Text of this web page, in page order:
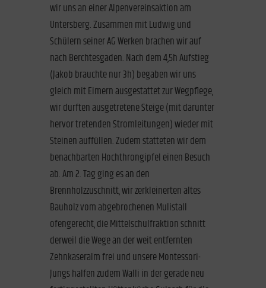
wir uns an einer Alpenvereinsaktion am
Untersberg. Zusammen mit Ludwig und
Schülern seiner AG Werken brachen wir auf
nach Berchtesgaden. Nach dem 4,5h Aufstieg
(Jakob brauchte nur 3h) begaben wir uns
gleich mit Eimern ausgestattet zur Wegpflege,
wir durften ausgetretene Steige (mit darunter
hervor tretenden Stromleitungen) wieder mit
Steinen auffüllen. Zudem statteten wir dem
benachbarten Hochthrongipfel einen Besuch
ab. Am 2. Tag ging es an den
Brennholzzuschnitt, wir zerkleinerten altes
Bauholz vom abgebrochenen Mulistall
ofengerecht, die Mittelschulfraktion schnitt
derweil die Wege an der weit entfernten
Zehnkaseralm frei und unsere Montessori-
Jungs halfen zudem Walli in der gerade neu